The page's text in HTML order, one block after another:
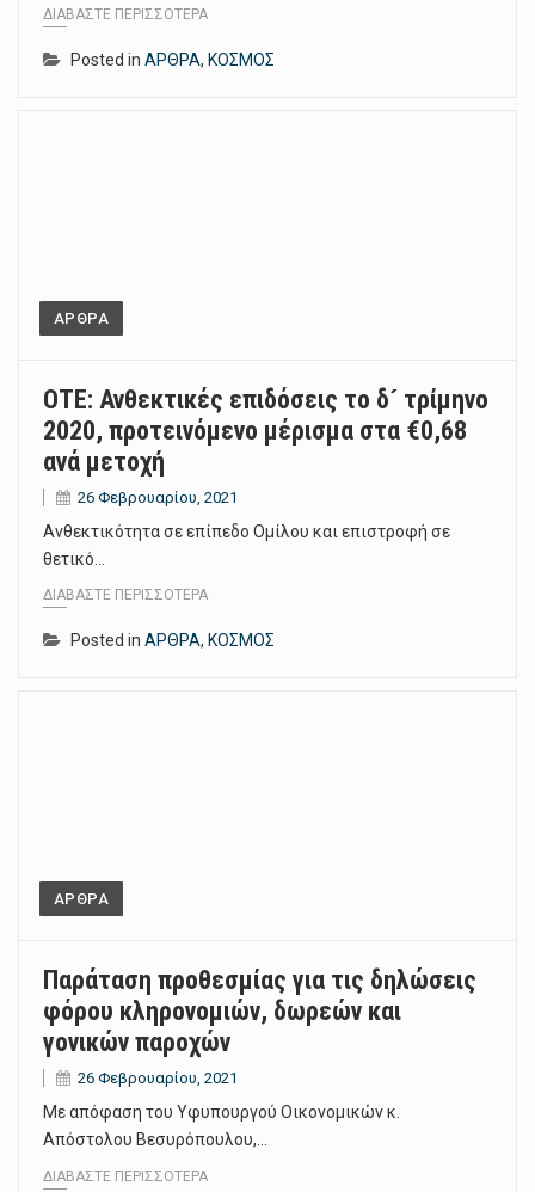
ΔΙΑΒΆΣΤΕ ΠΕΡΙΣΣΌΤΕΡΑ
Posted in ΑΡΘΡΑ, ΚΟΣΜΟΣ
ΑΡΘΡΑ
ΟΤΕ: Ανθεκτικές επιδόσεις το δ´ τρίμηνο
2020, προτεινόμενο μέρισμα στα €0,68
ανά μετοχή
26 Φεβρουαρίου, 2021
Ανθεκτικότητα σε επίπεδο Ομίλου και επιστροφή σε
θετικό…
ΔΙΑΒΆΣΤΕ ΠΕΡΙΣΣΌΤΕΡΑ
Posted in ΑΡΘΡΑ, ΚΟΣΜΟΣ
ΑΡΘΡΑ
Παράταση προθεσμίας για τις δηλώσεις
φόρου κληρονομιών, δωρεών και
γονικών παροχών
26 Φεβρουαρίου, 2021
Με απόφαση του Υφυπουργού Οικονομικών κ.
Απόστολου Βεσυρόπουλου,…
ΔΙΑΒΆΣΤΕ ΠΕΡΙΣΣΌΤΕΡΑ